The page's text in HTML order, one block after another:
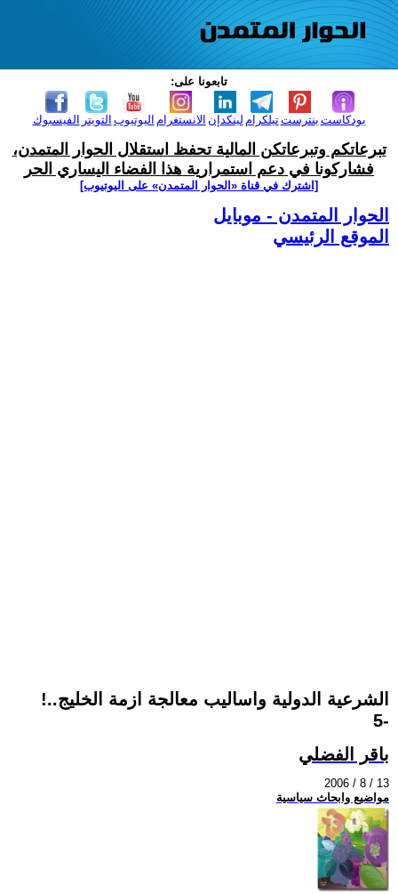
تابعونا على:
الفيسبوك التويتر اليوتيوب الانستغرام لينكدإن تيلكرامبنترست بودكاست
تبرعاتكم وتبرعاتكن المالية تحفظ استقلال الحوار المتمدن،
فشاركونا في دعم استمرارية هذا الفضاء اليساري الحر
[اشترك في قناة ‫«الحوار المتمدن» على اليوتيوب]
الحوار المتمدن - موبايل
الموقع الرئيسي
الشرعية الدولية واساليب معالجة ازمة الخليج..!
-5
باقر الفضلي
2006 / 8 / 13
مواضيع وابحاث سياسية